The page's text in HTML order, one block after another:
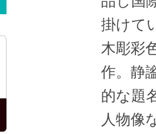
掛けて
木彫彩
作。静
的な題
人物像